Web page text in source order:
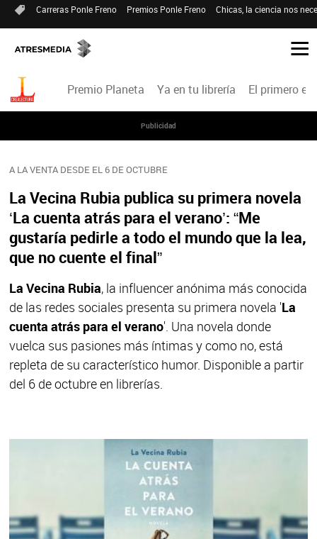
Carreras Ponle Freno Premios Ponle Freno Chicas, la ciencia nos
Premio Planeta Ya en tu librería El primero en
Publicidad
A LA VENTA DESDE EL 6 DE OCTUBRE
La Vecina Rubia publica su primera novela
‘La cuenta atrás para el verano’: “Me
gustaría pedirle a todo el mundo que la lea,
que no cuente el final”
La Vecina Rubia, la influencer anónima más conocida
de las redes sociales presenta su primera novela 'La
cuenta atrás para el verano'. Una novela donde
vuelca sus pasiones más íntimas y como no, está
repleta de su característico humor. Disponible a partir
del 6 de octubre en librerías.